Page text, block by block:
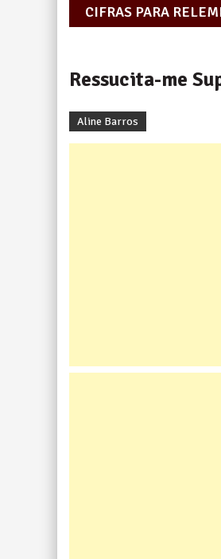
CIFRAS PARA
Legião Urbana
Ressucita-me
Aline Barros